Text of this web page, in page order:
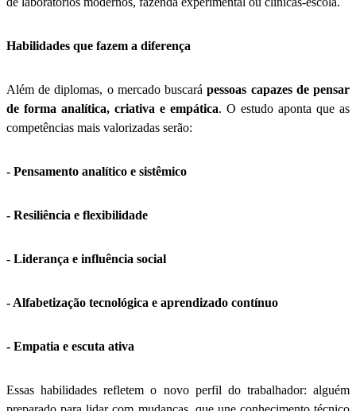
Habilidades que fazem a diferença
Além de diplomas, o mercado buscarápessoas capazes de pensar
de forma analítica, criativa e empática. O estudo aponta que as
competências mais valorizadas serão:
- Pensamento analítico e sistêmico
- Resiliência e flexibilidade
- Liderança e influência social
- Alfabetização tecnológica e aprendizado contínuo
- Empatia e escuta ativa
Essas habilidades refletem o novo perfil do trabalhador: alguém